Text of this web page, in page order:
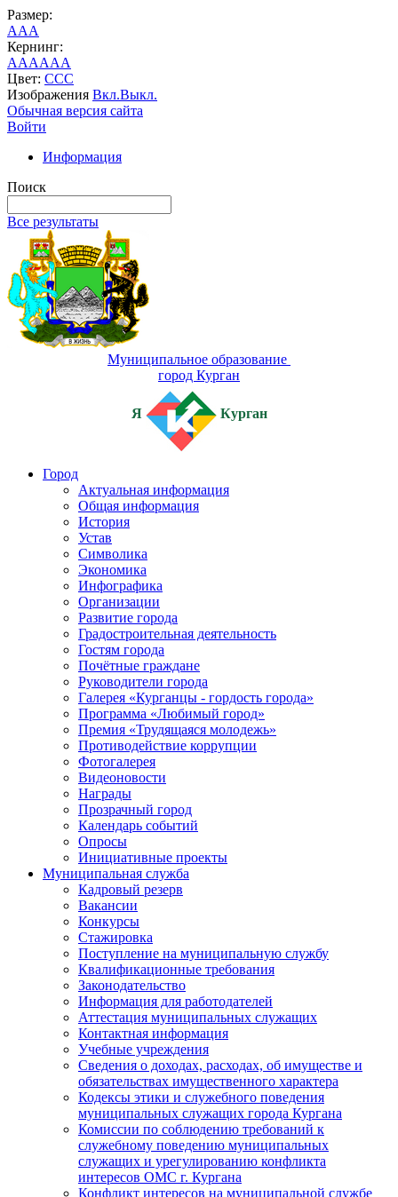
Размер:
AAA
Кернинг:
AAAAAA
Цвет: CCC
Изображения Вкл.Выкл.
Обычная версия сайта
Войти
Информация
Поиск
Все результаты
Муниципальное образование
город Курган
Я Курган
Город
Актуальная информация
Общая информация
История
Устав
Символика
Экономика
Инфографика
Организации
Развитие города
Градостроительная деятельность
Гостям города
Почётные граждане
Руководители города
Галерея «Курганцы - гордость города»
Программа «Любимый город»
Премия «Трудящаяся молодежь»
Противодействие коррупции
Фотогалерея
Видеоновости
Награды
Прозрачный город
Календарь событий
Опросы
Инициативные проекты
Муниципальная служба
Кадровый резерв
Вакансии
Конкурсы
Стажировка
Поступление на муниципальную службу
Квалификационные требования
Законодательство
Информация для работодателей
Аттестация муниципальных служащих
Контактная информация
Учебные учреждения
Сведения о доходах, расходах, об имуществе и
обязательствах имущественного характера
Кодексы этики и служебного поведения
муниципальных служащих города Кургана
Комиссии по соблюдению требований к
служебному поведению муниципальных
служащих и урегулированию конфликта
интересов ОМС г. Кургана
Конфликт интересов на муниципальной службе